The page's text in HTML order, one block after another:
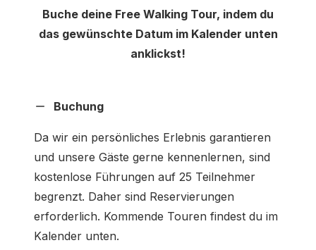
Buche deine Free Walking Tour, indem du
das gewünschte Datum im Kalender unten
anklickst!
Buchung
Da wir ein persönliches Erlebnis garantieren
und unsere Gäste gerne kennenlernen, sind
kostenlose Führungen auf 25 Teilnehmer
begrenzt. Daher sind Reservierungen
erforderlich. Kommende Touren findest du im
Kalender unten.